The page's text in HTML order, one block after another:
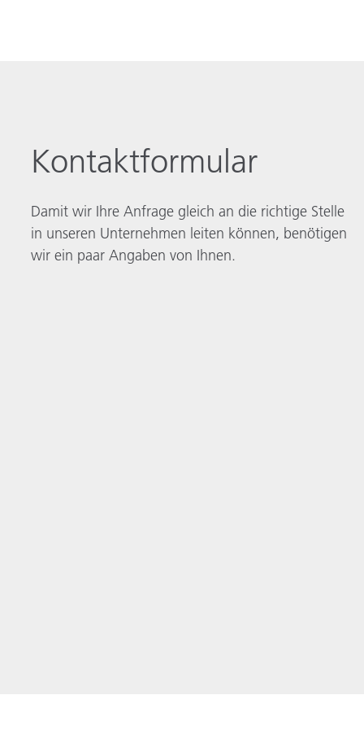
Kontaktformular
Damit wir Ihre Anfrage gleich an die richtige Stelle
in unseren Unternehmen leiten können, benötigen
wir ein paar Angaben von Ihnen.